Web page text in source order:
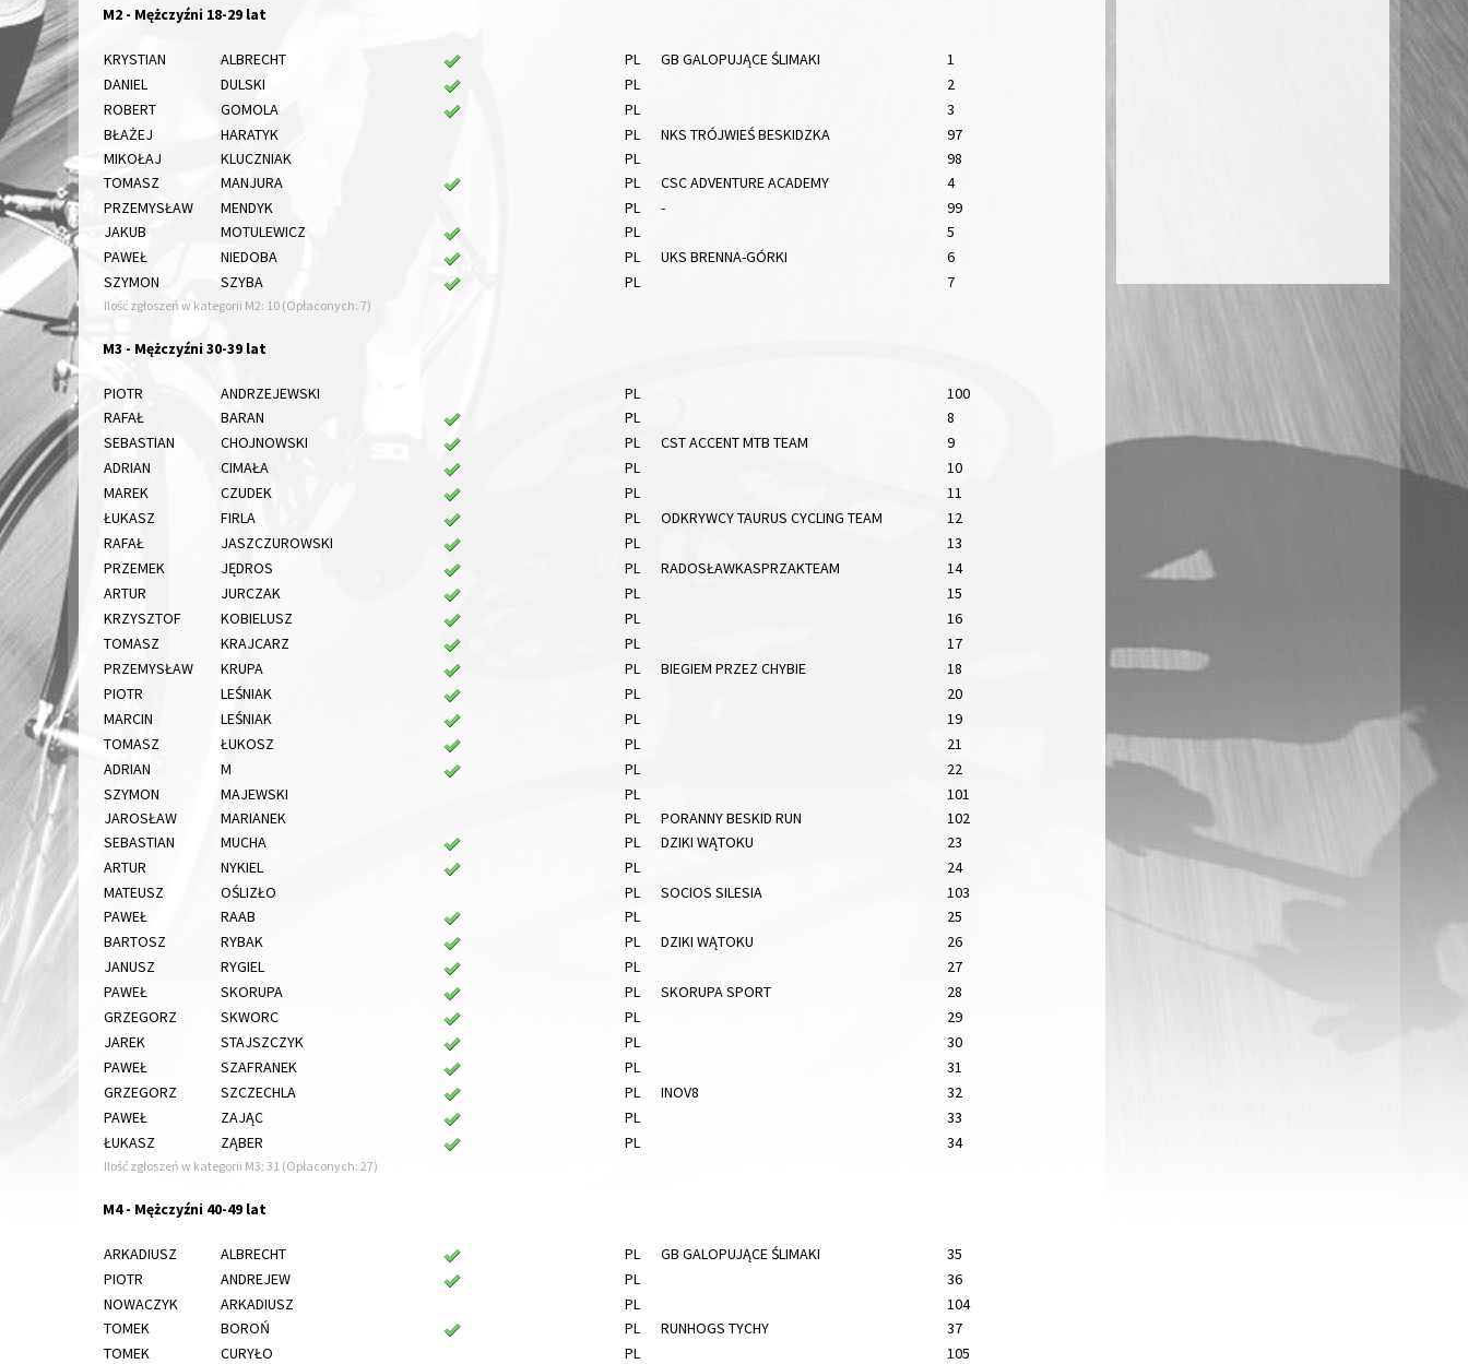
M2 - Mężczyźni 18-29 lat
KRYSTIAN ALBRECHT PL GB GALOPUJĄCE ŚLIMAKI
1
DANIEL
DULSKI PL
2
ROBERT
GOMOLA PL
3
BŁAŻEJ
HARATYK PL NKS TRÓJWIEŚ BESKIDZKA
97
MIKOŁAJ
KLUCZNIAK PL
98
TOMASZ
MANJURA PL CSC ADVENTURE ACADEMY
4
PRZEMYSŁAW
MENDYK PL -
99
JAKUB
MOTULEWICZ PL
5
PAWEŁ
NIEDOBA PL UKS BRENNA-GÓRKI
6
SZYMON
SZYBA PL 7
Ilość zgłoszeń w kategorii M2: 10 (Opłaconych: 7)
M3 - Mężczyźni 30-39 lat
PIOTR ANDRZEJEWSKI PL
100
RAFAŁ
BARAN PL
8
SEBASTIAN
CHOJNOWSKI PL CST ACCENT MTB TEAM
9
ADRIAN
CIMAŁA PL
10
MAREK
CZUDEK PL
11
ŁUKASZ
FIRLA PL ODKRYWCY TAURUS CYCLING TEAM
12
RAFAŁ
JASZCZUROWSKI PL
13
PRZEMEK
JĘDROS PL RADOSŁAWKASPRZAKTEAM
14
ARTUR
JURCZAK PL
15
KRZYSZTOF
KOBIELUSZ PL
16
TOMASZ
KRAJCARZ PL
17
PRZEMYSŁAW
KRUPA PL BIEGIEM PRZEZ CHYBIE
18
PIOTR
LEŚNIAK PL
20
MARCIN
LEŚNIAK PL
19
TOMASZ
ŁUKOSZ PL
21
ADRIAN
M PL
22
SZYMON
MAJEWSKI PL
101
JAROSŁAW
MARIANEK PL PORANNY BESKID RUN
102
SEBASTIAN
MUCHA PL DZIKI WĄTOKU
23
ARTUR
NYKIEL PL
24
MATEUSZ
OŚLIZŁO PL SOCIOS SILESIA
103
PAWEŁ
RAAB PL
25
BARTOSZ
RYBAK PL DZIKI WĄTOKU
26
JANUSZ
RYGIEL PL
27
PAWEŁ
SKORUPA PL SKORUPA SPORT
28
GRZEGORZ
SKWORC PL
29
JAREK
STAJSZCZYK PL
30
PAWEŁ
SZAFRANEK PL
31
GRZEGORZ
SZCZECHLA PL INOV8
32
PAWEŁ
ZAJĄC PL
33
ŁUKASZ
ZĄBER PL 34
Ilość zgłoszeń w kategorii M3: 31 (Opłaconych: 27)
M4 - Mężczyźni 40-49 lat
ARKADIUSZ ALBRECHT PL GB GALOPUJĄCE ŚLIMAKI
35
PIOTR
ANDREJEW PL
36
NOWACZYK
ARKADIUSZ PL
104
TOMEK
BOROŃ PL RUNHOGS TYCHY
37
TOMEK
CURYŁO PL
105